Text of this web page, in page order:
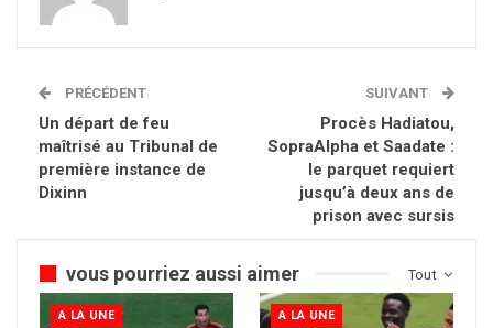
PRÉCÉDENT
Un départ de feu
maîtrisé au Tribunal de
première instance de
Dixinn
SUIVANT
Procès Hadiatou,
SopraAlpha et Saadate :
le parquet requiert
jusqu’à deux ans de
prison avec sursis
Tout
vous pourriez aussi aimer
A LA UNE A LA UNE